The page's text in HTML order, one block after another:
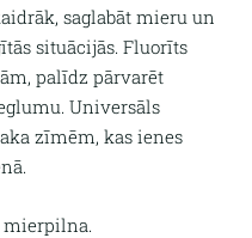
saglabāt mieru un
situācijās. Fluorīts
palīdz pārvarēt
Universāls
zīmēm, kas ienes
mierpilna.